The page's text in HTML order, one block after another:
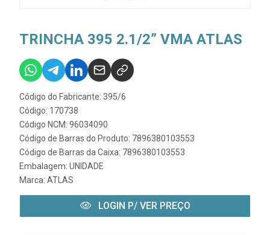
TRINCHA 395 2.1/2” VMA ATLAS
Código do Fabricante: 395/6
Código: 170738
Código NCM: 96034090
Código de Barras do Produto: 7896380103553
Código de Barras da Caixa: 7896380103553
Embalagem: UNIDADE
Marca: ATLAS
LOGIN P/ VER PREÇO